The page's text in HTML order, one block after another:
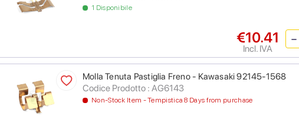
1 Disponibile
€10.41
Incl. IVA
Molla Tenuta Pastiglia Freno - Kawasaki 92145-1568
Codice Prodotto : AG6143
Non-Stock Item - Tempistica 8 Days from purchase